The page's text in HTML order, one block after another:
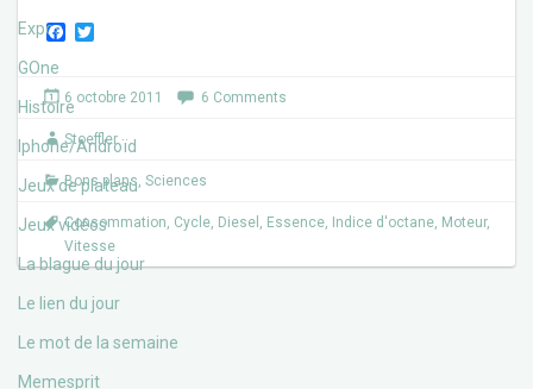
Expos
GOne
Histoire
Iphone/Androïd
Jeux de plateau
Jeux vidéos
La blague du jour
Le lien du jour
Le mot de la semaine
Memesprit
F
e
b
o
t
t
r
6 octobre 2011 6 Comments
Stoeffler
Bons plans, Sciences
Consommation, Cycle, Diesel , Essence, Indice d'octane, Moteur,
Vitesse